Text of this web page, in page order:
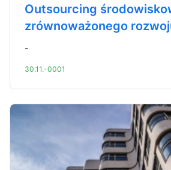
Outsourcing
zrównoważonego
-
30.11.-0001